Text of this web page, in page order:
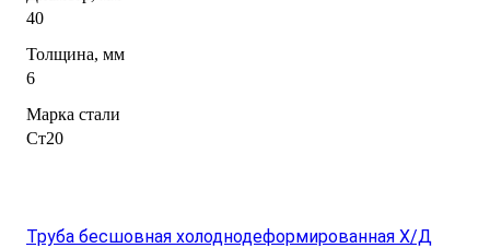
40
Толщина, мм
6
Марка стали
Ст20
Труба бесшовная холоднодеформированная Х/Д